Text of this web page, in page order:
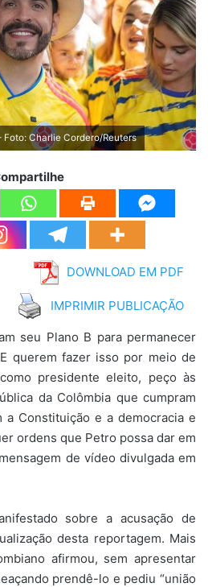
Charlie Cordero/Reuters
DOWNLOAD EM PDF
IMPRIMIR PUBLICAÇÃO
seu Plano B para permanecer
querem fazer isso por meio de
presidente eleito, peço às
da Colômbia que cumpram
a Constituição e a democracia e
ordens que Petro possa dar em
de vídeo divulgada em
sobre a acusação de
desta reportagem. Mais
afirmou, sem apresentar
prendê-lo e pediu “união